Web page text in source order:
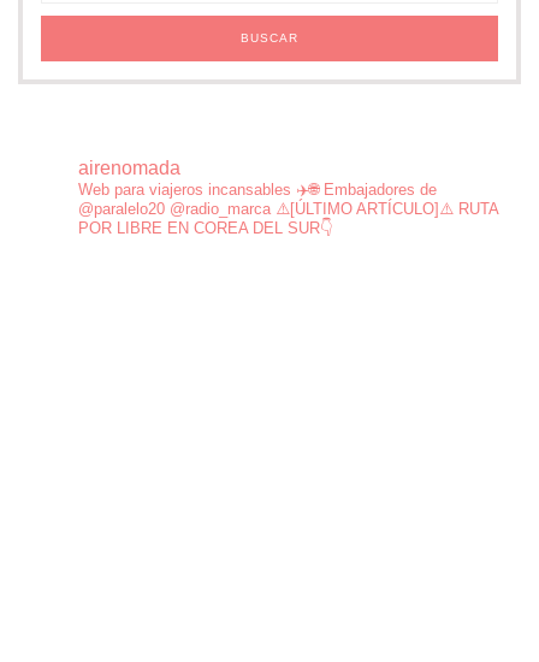
airenomada
Web para viajeros incansables ✈️🌐Embajadores de
@paralelo20 @radio_marca ⚠️[ÚLTIMO ARTÍCULO]⚠️ RUTA
POR LIBRE EN COREA DEL SUR👇